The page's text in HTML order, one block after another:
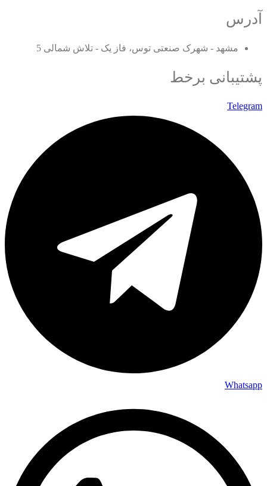
آدرس
مشهد - شهرک صنعتی توس، فاز یک - تلاش شمالی 5
پشتیبانی برخط
Telegram
Whatsapp